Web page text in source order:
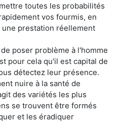
toutes les probabilités
vos fourmis, en
prestation réellement
poser problème à l'homme
pour cela qu'il est capital de
détectez leur présence.
nuire à la santé de
des variétés les plus
se trouvent être formés
et les éradiquer